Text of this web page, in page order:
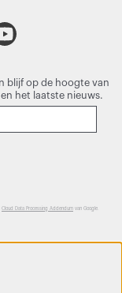
blijf op de hoogte van
het laatste nieuws.
Cloud Data Processing Addendum van Google.